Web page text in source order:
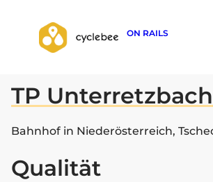
ON RAILS
zurück zur Suche
TP
Bahnhof in Niederösterreich,
Qualität